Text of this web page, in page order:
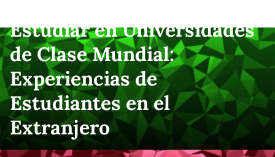
Estudiar en Universidades
de Clase Mundial:
Experiencias de
Estudiantes en el
Extranjero